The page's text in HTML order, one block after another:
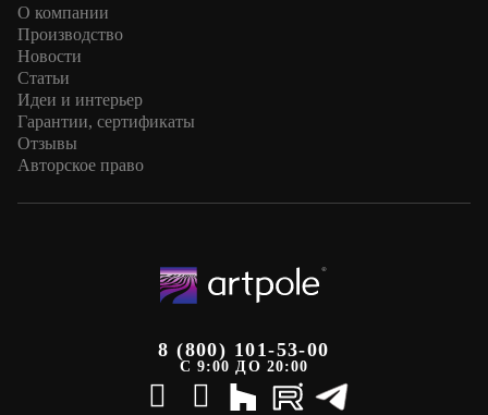
О компании
Производство
Новости
Статьи
Идеи и интерьер
Гарантии, сертификаты
Отзывы
Авторское право
8 (800) 101-53-00
С 9:00 ДО 20:00